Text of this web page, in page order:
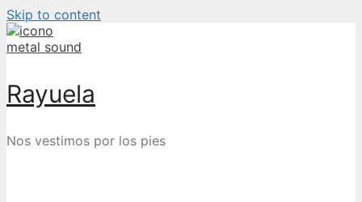
Skip to content
Rayuela
Nos vestimos por los pies